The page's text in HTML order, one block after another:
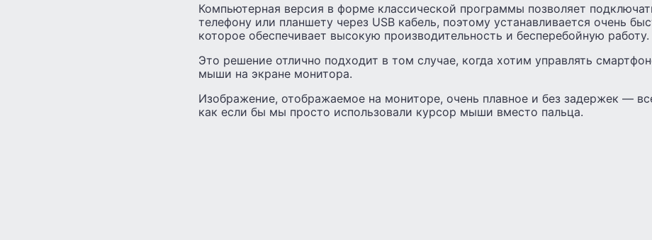
Компьютерная версия в форме классической программы позволяет
телефону или планшету через USB кабель, поэтому устанавливается очень
которое обеспечивает высокую производительность и бесперебойную работу.
Это решение отлично подходит в том случае, когда хотим управлять
мыши на экране монитора.
Изображение, отображаемое на мониторе, очень плавное и без задержек —
как если бы мы просто использовали курсор мыши вместо пальца.